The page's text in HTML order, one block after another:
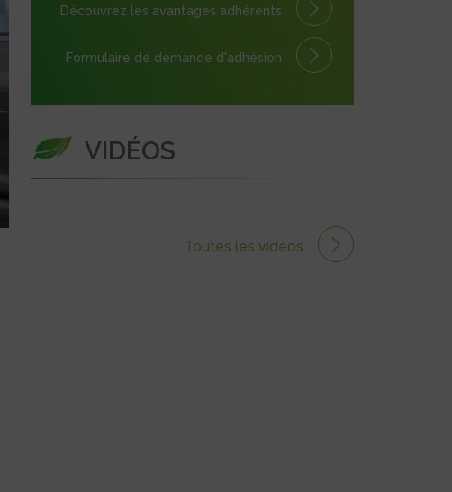
Découvrez les avantages adhérents
Formulaire de demande d'adhésion
VIDÉOS
Toutes les vidéos